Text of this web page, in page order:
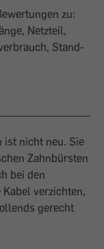
zu:
Netzteil,
Stand-
ist nicht neu. Sie
Zahnbürsten
bei den
verzichten,
gerecht